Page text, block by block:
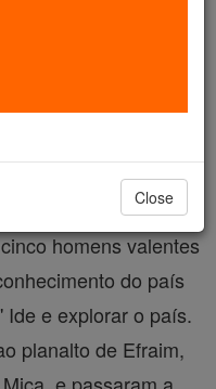
Israel. Ora,
em busca de
as tribos de Israel.
homens valentes
do país
Ide e explorar o país.
planalto de Efraim,
Close